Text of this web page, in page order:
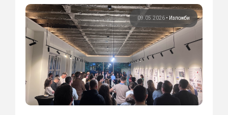
09.05.2026 • Изложби